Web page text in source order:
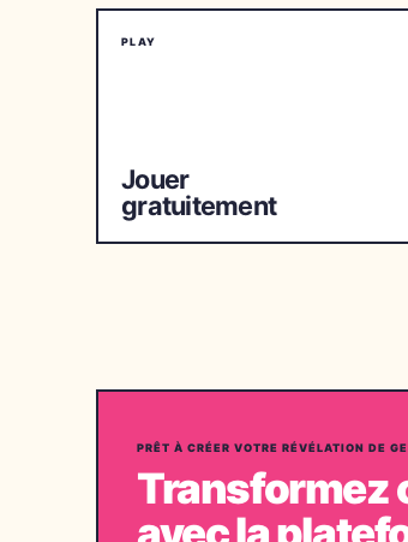
PLAY
Jouer
gratuitement
PRÊT À CRÉER VOTRE RÉVÉLATION DE
Transformez